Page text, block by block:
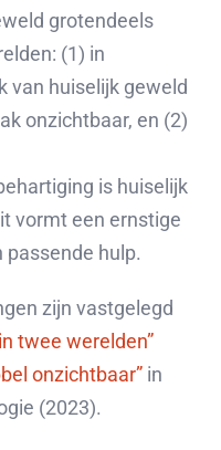
grotendeels
(1) in
van huiselijk geweld
onzichtbaar, en (2)
is huiselijk
vormt een ernstige
hulp.
zijn vastgelegd
twee werelden”
onzichtbaar” in
(2023).